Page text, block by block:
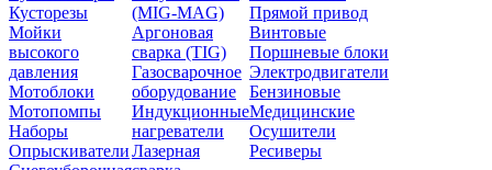
Кусторезы
Мойки
высокого
давления
Мотоблоки
Мотопомпы
Наборы
Опрыскиватели
(MIG-MAG)
Аргоновая
сварка (TIG)
Газосварочное
оборудование
Индукционные
нагреватели
Лазерная
Прямой привод
Винтовые
Поршневые блоки
Электродвигатели
Бензиновые
Медицинские
Осушители
Ресиверы